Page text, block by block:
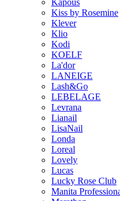
Kapous
Kiss by Rosemine
Klever
Klio
Kodi
KOELF
La'dor
LANEIGE
Lash&Go
LEBELAGE
Levrana
Lianail
LisaNail
Londa
Loreal
Lovely
Lucas
Lucky Rose Club
Manita